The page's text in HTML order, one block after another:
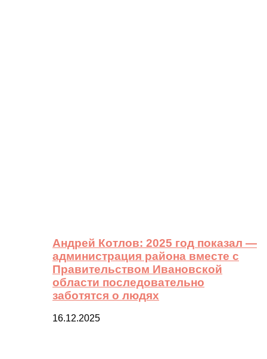
Андрей Котлов: 2025 год показал —
администрация района вместе с
Правительством Ивановской
области последовательно
заботятся о людях
16.12.2025